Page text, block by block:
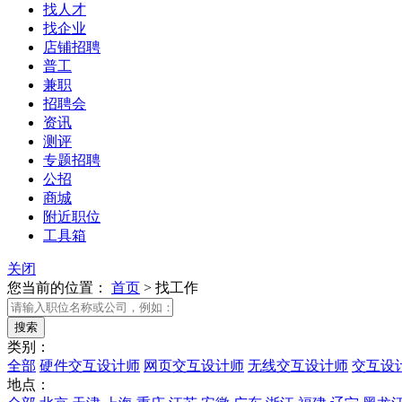
找人才
找企业
店铺招聘
普工
兼职
招聘会
资讯
测评
专题招聘
公招
商城
附近职位
工具箱
关闭
您当前的位置： 首页 > 找工作
类别：
全部 硬件交互设计师 网页交互设计师 无线交互设计师 交互设
地点：